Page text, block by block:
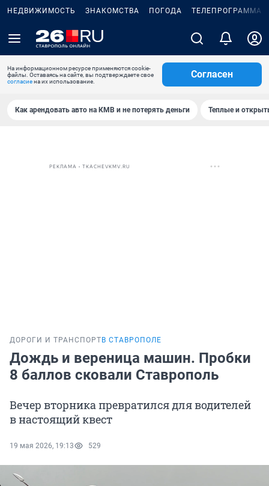
НЕДВИЖИМОСТЬ ЗНАКОМСТВА ПОГОДА ТЕЛЕПРОГРАММА
На информационном ресурсе применяются cookie-
файлы. Оставаясь на сайте, вы подтверждаете свое
согласиена их использование.
Согласен
Как арендовать авто на КМВ и не потерять деньги Теплые и
РЕКЛАМА • TKACHEVKMV.RU
ДОРОГИ И ТРАНСПОРТ В СТАВРОПОЛЕ
Дождь и вереница машин. Пробки
8 баллов сковали Ставрополь
Вечер вторника превратился для водителей
в настоящий квест
19 мая 2026, 19:13 529